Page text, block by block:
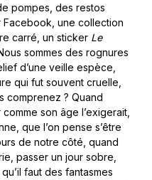
pompes, des restos
Facebook, une collection
carré, un sticker Le
sommes des rognures
d’une veille espèce,
qui fut souvent cruelle,
comprenez ? Quand
son âge l’exigerait,
que l’on pense s’être
de notre côté, quand
passer un jour sobre,
faut des fantasmes